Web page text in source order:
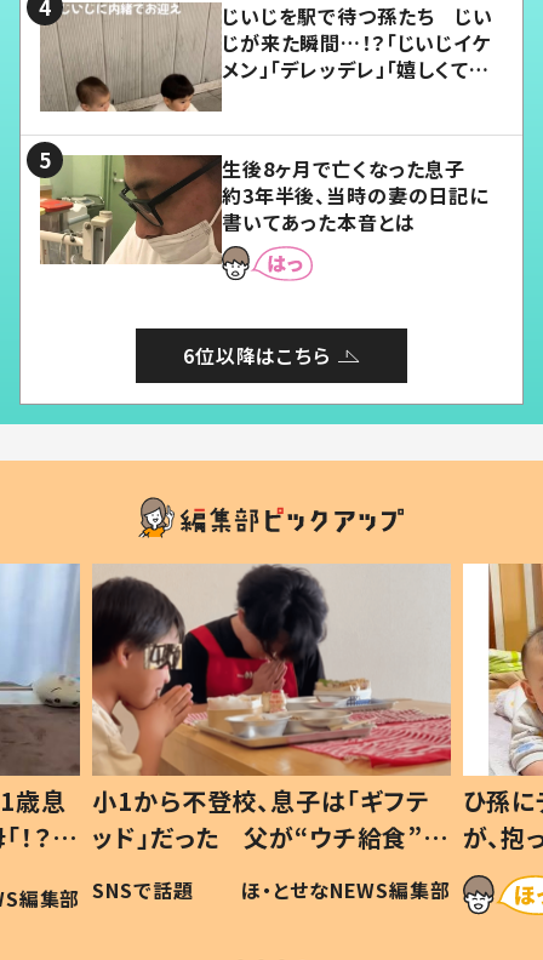
じいじを駅で待つ孫たち じい
じが来た瞬間…！？「じいじイケ
メン」「デレッデレ」「嬉しくて可
生後8ヶ月で亡くなった息子
約3年半後、当時の妻の日記に
書いてあった本音とは
6位以降はこちら
歳息
？」
編集部
小1から不登校、息子は「ギフテ
ッド」だった 父が“ウチ給食”を
作り続ける理由とは #令和の親
#令和の子
SNSで話題 ほ・とせなNEWS編集部
ひ孫
が、
「涙が
い」